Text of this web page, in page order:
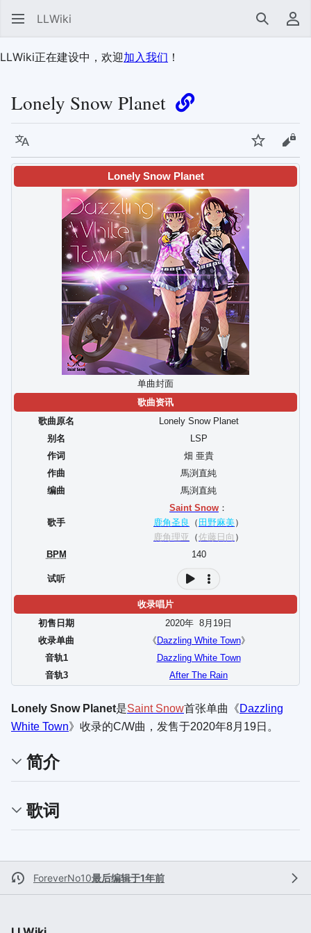
LLWiki 搜索 用
LLWiki正在建设中，欢迎加入我们 ！
Lonely Snow Planet
语言 监视 查
Lonely Snow Planet
单曲封面
歌曲资讯
歌曲原名
Lonely Snow Planet
别名
LSP
作词
畑 亜貴
作曲
馬渕直純
编曲
馬渕直純
歌手
Saint Snow ：
鹿角圣良
（ 田野麻美）
鹿角理亚
（佐藤日向 ）
BPM
140
试听
收录唱片
初售日期
2020年 8月 19 日
收录单曲
《 Dazzling White Town》
音轨1
Dazzling White Town
音轨3
After The Rain
Lonely Snow Planet是Saint Snow首张单曲《Dazzling
White Town》收录的C/W曲，发售于2020年8月19日。
简介
歌词
ForeverNo10最后编辑于1年前